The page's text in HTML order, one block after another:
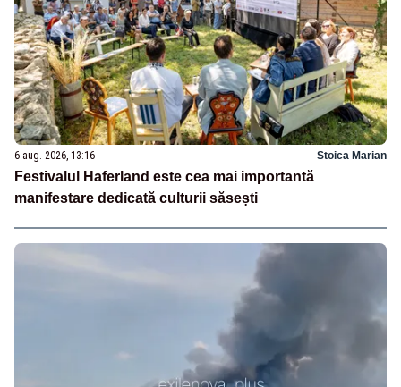
6 aug. 2026, 13:16 Stoica Marian
Festivalul Haferland este cea mai importantă
manifestare dedicată culturii săsești